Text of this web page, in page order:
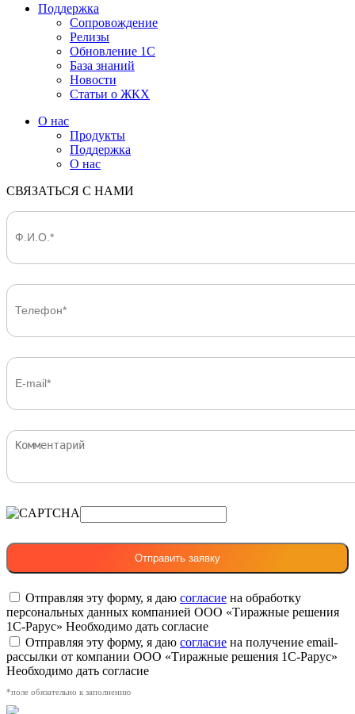
Поддержка
Сопровождение
Релизы
Обновление 1С
База знаний
Новости
Статьи о ЖКХ
О нас
Продукты
Поддержка
О нас
СВЯЗАТЬСЯ С НАМИ
Отправляя эту форму, я даю согласие на обработку
персональных данных компанией ООО «Тиражные решения
1С-Рарус» Необходимо дать согласие
Отправляя эту форму, я даю согласие на получение email-
рассылки от компании ООО «Тиражные решения 1С-Рарус»
Необходимо дать согласие
*поле обязательно к заполнению